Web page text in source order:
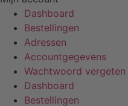
Dashboard
Bestellingen
Adressen
Accountgegevens
Wachtwoord vergeten
Dashboard
Bestellingen